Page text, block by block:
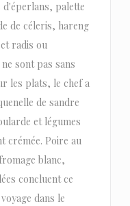
palette
de céleris, hareng
radis ou
sont pas sans
les plats, le chef a
de sandre
et légumes
crémée. Poire au
blanc,
concluent ce
dans le